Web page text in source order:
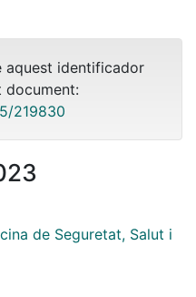
aquest identificador
document:
219830
de Seguretat, Salut i